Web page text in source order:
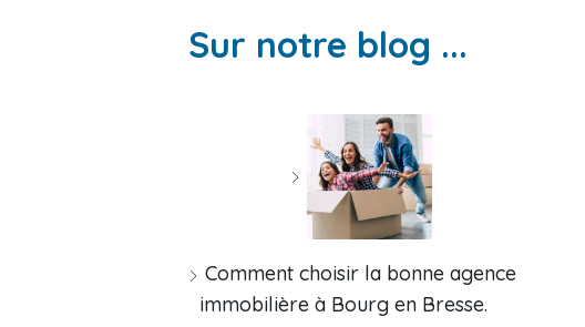
Sur notre blog ...
Comment choisir la bonne agence
immobilière à Bourg en Bresse.